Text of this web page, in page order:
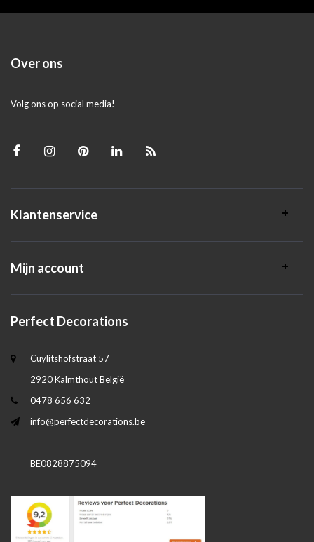
Over ons
Volg ons op social media!
Klantenservice
Mijn account
Perfect Decorations
Cuylitshofstraat 57
2920 Kalmthout België
0478 656 632
info@perfectdecorations.be
BE0828875094